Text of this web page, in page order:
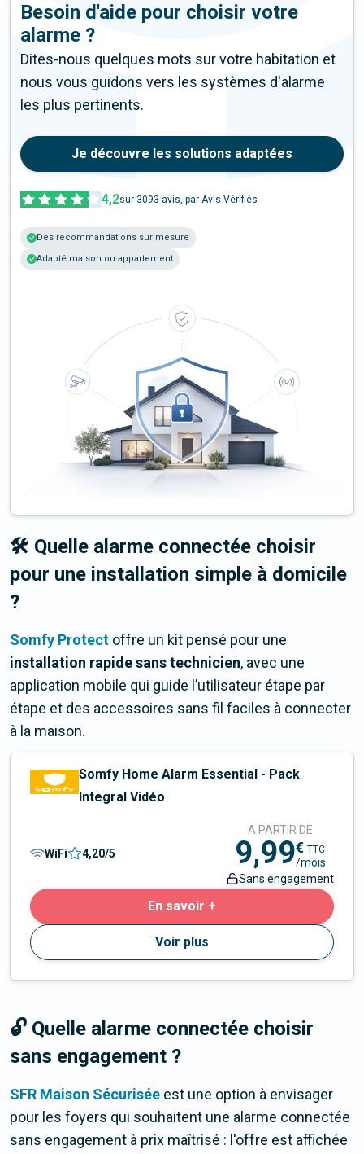
Besoin d'aide pour choisir votre
alarme ?
Dites-nous quelques mots sur votre habitation et
nous vous guidons vers les systèmes d'alarme
les plus pertinents.
Je découvre les solutions adaptées
4,2sur 3093 avis, par Avis Vérifiés
Des recommandations sur mesure
Adapté maison ou appartement
🛠️ Quelle alarme connectée choisir
pour une installation simple à domicile
?
Somfy Protect offre un kit pensé pour une
installation rapidesans technicien, avec une
application mobile qui guide l’utilisateur étape par
étape et des accessoires sans fil faciles à connecter
à la maison.
Somfy Home Alarm Essential - Pack
Integral Vidéo
WiFi 4,20/5
En savoir +
Voir plus
A PARTIR DE
9,99€ TTC
/mois
Sans engagement
🔓 Quelle alarme connectée choisir
sans engagement ?
SFR Maison Sécurisée est une option à envisager
pour les foyers qui souhaitent une alarme connectée
sans engagement à prix maîtrisé : l'offre est affichée